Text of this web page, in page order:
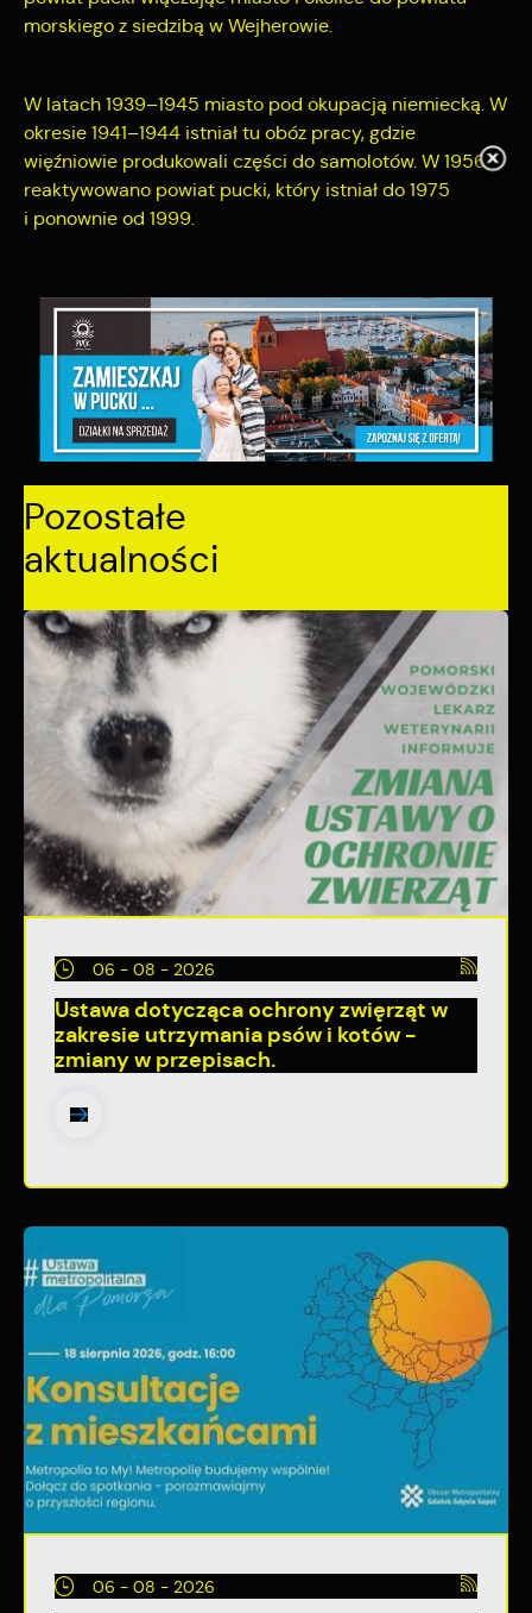
morskiego z siedzibą w Wejherowie.
W latach 1939–1945 miasto pod okupacją niemiecką. W
okresie 1941–1944 istniał tu obóz pracy, gdzie
więźniowie produkowali części do samolotów. W 1956
reaktywowano powiat pucki, który istniał do 1975
i ponownie od 1999.
POWRÓT UDOSTĘPNIJ
POPRZEDNI NASTĘPNY
Pozostałe
aktualności
06 - 08 - 2026
Ustawa dotycząca ochrony zwięrząt w
zakresie utrzymania psów i kotów -
zmiany w przepisach.
06 - 08 - 2026